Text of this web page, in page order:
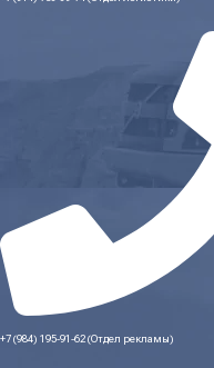
+7 (984) 195-91-62 (Отдел рекламы)